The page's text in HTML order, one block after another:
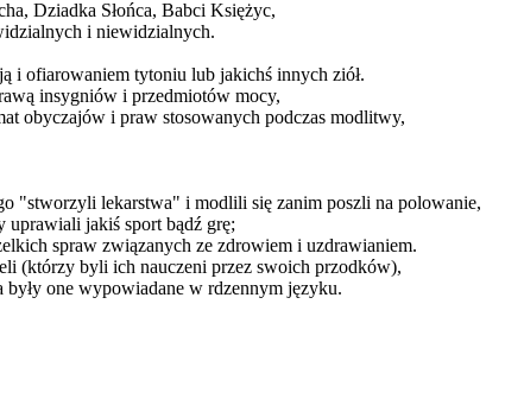
Dziadka Słońca, Babci Księżyc,
i niewidzialnych.
i ofiarowaniem tytoniu lub jakichś innych ziół.
insygniów i przedmiotów mocy,
obyczajów i praw stosowanych podczas modlitwy,
"stworzyli lekarstwa" i modlili się zanim poszli na polowanie,
uprawiali jakiś sport bądź grę;
spraw związanych ze zdrowiem i uzdrawianiem.
(którzy byli ich nauczeni przez swoich przodków),
one wypowiadane w rdzennym języku.